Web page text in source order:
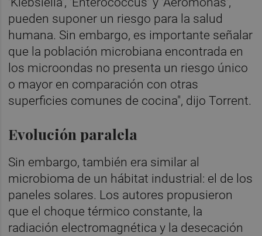
pueden suponer un riesgo para la salud
humana. Sin embargo, es importante señalar
que la población microbiana encontrada en
los microondas no presenta un riesgo único
o mayor en comparación con otras
superficies comunes de cocina", dijo Torrent.
Evolución paralela
Sin embargo, también era similar al
microbioma de un hábitat industrial: el de los
paneles solares. Los autores propusieron
que el choque térmico constante, la
radiación electromagnética y la desecación